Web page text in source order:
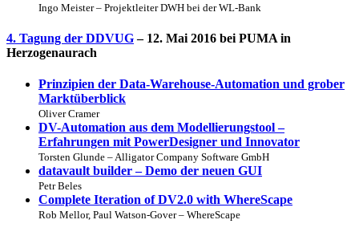
Ingo Meister – Projektleiter DWH bei der WL-Bank
4. Tagung der DDVUG– 12. Mai 2016 bei PUMA in
Herzogenaurach
Prinzipien der Data-Warehouse-Automation und grober
Marktüberblick
Oliver Cramer
DV-Automation aus dem Modellierungstool –
Erfahrungen mit PowerDesigner und Innovator
Torsten Glunde – Alligator Company Software GmbH
datavault builder – Demo der neuen GUI
Petr Beles
Complete Iteration of DV2.0 with WhereScape
Rob Mellor, Paul Watson-Gover – WhereScape